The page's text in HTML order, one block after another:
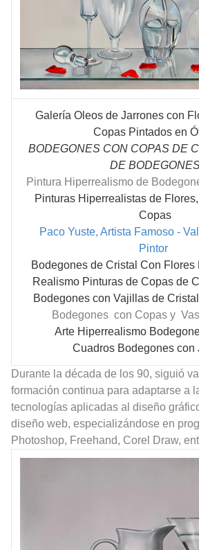
Galería Oleos de Jarrones con
Copas Pintados en
BODEGONES CON COPAS DE
DE
Pintura Hiperrealismo de
Pinturas Hiperrealistas de
Copas
Paco Yuste, Artista Famoso -
Pintor
Bodegones de Cristal Con Flores
Realismo Pinturas de Copas de
Bodegones con Vajillas de
Bodegones con Copas y
Arte Hiperrealismo
Cuadros Bodegones con
Durante la década de los 90, siguió
formación continua para adaptarse a
tecnologías aplicadas al diseño
diseño web, especializándose en
Photoshop, Freehand, Corel Draw,